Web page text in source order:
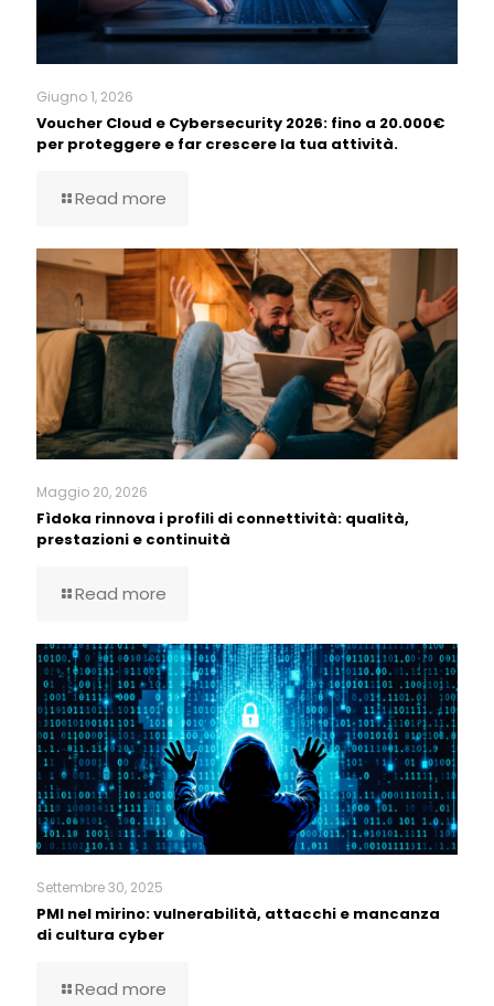
Giugno 1, 2026
Voucher Cloud e Cybersecurity 2026: fino a 20.000€
per proteggere e far crescere la tua attività.
Read more
Maggio 20, 2026
Fìdoka rinnova i profili di connettività: qualità,
prestazioni e continuità
Read more
Settembre 30, 2025
PMI nel mirino: vulnerabilità, attacchi e mancanza
di cultura cyber
Read more